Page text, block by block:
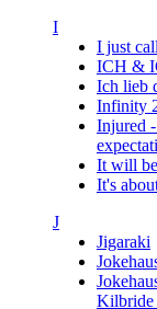
I
I just
ICH &
Ich lieb
Infinity
Injured
It will
It's
J
Jigaraki